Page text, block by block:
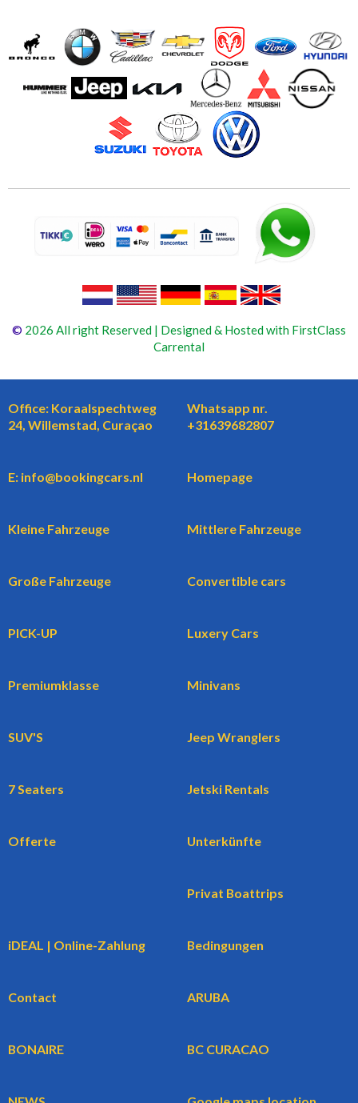
© 2026 All right Reserved | Designed & Hosted with FirstClass
Carrental
Office: Koraalspechtweg
24, Willemstad, Curaçao
Whatsapp nr.
+31639682807
E: info@bookingcars.nl Homepage
Kleine Fahrzeuge Mittlere Fahrzeuge
Große Fahrzeuge Convertible cars
PICK-UP Luxery Cars
Premiumklasse Minivans
SUV'S Jeep Wranglers
7 Seaters Jetski Rentals
Offerte Unterkünfte
Privat Boattrips
iDEAL | Online-Zahlung Bedingungen
Contact ARUBA
BONAIRE BC CURACAO